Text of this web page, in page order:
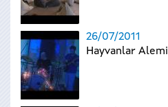
26/07/2011
Hayvanlar Alemi